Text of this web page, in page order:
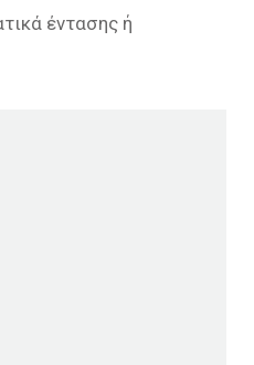
έντασης ή